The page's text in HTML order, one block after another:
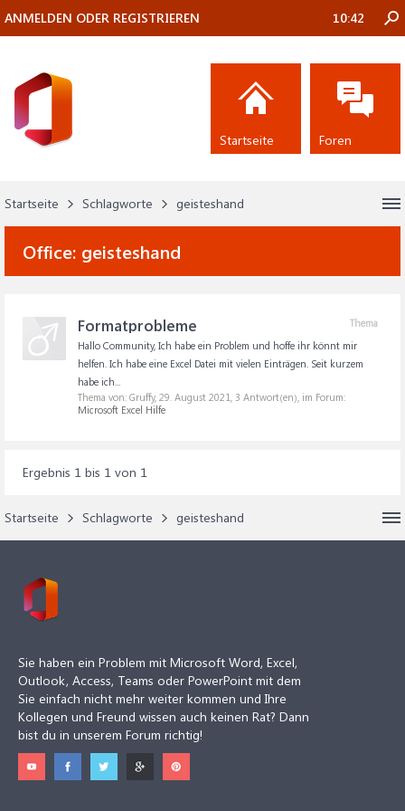
Startseite Schlagworte geisteshand
Office: geisteshand
Thema
Formatprobleme
Hallo Community, Ich habe ein Problem und hoffe ihr könnt mir
helfen. Ich habe eine Excel Datei mit vielen Einträgen. Seit kurzem
habe ich...
Thema von: Gruffy, 29. August 2021, 3 Antwort(en), im Forum:
Microsoft Excel Hilfe
Ergebnis 1 bis 1 von 1
Startseite Schlagworte geisteshand
ANMELDEN ODER REGISTRIEREN 10:42
Startseite Foren
Sie haben ein Problem mit Microsoft Word, Excel,
Outlook, Access, Teams oder PowerPoint mit dem
Sie einfach nicht mehr weiter kommen und Ihre
Kollegen und Freund wissen auch keinen Rat? Dann
bist du in unserem Forum richtig!